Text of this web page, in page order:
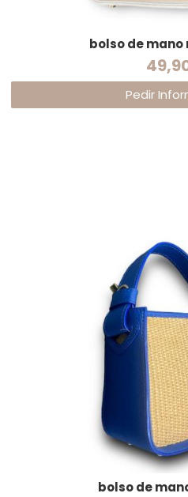
bolso de
Pedir
bolso de